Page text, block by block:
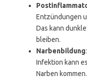
Entzündungen
Das kann
bleiben.
Narbenbildung
Infektion kann
Narben kommen.